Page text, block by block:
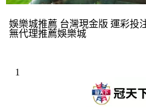
娛樂城推薦 台灣現金版 運彩投
無代理推薦娛樂城
1